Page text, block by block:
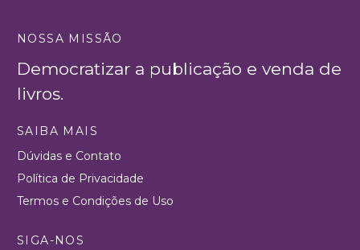
NOSSA MISSÃO
Democratizar a publicação e venda de
livros.
SAIBA MAIS
Dúvidas e Contato
Política de Privacidade
Termos e Condições de Uso
SIGA-NOS